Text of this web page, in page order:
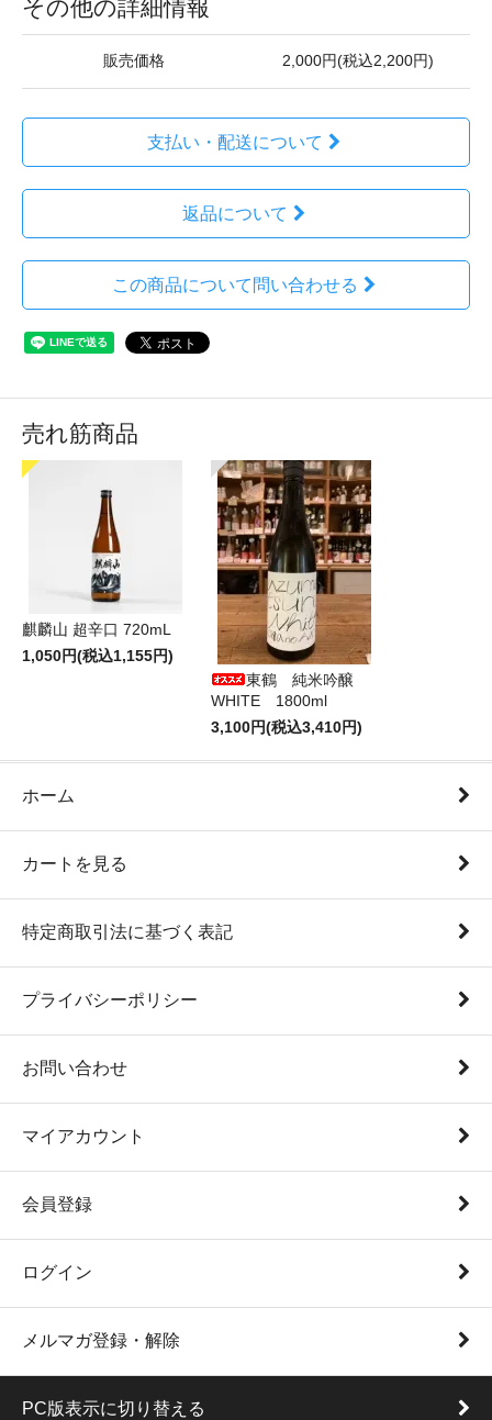
その他の詳細情報
販売価格 2,000円(税込2,200円)
支払い・配送について
返品について
この商品について問い合わせる
売れ筋商品
麒麟山 超辛口 720mL
1,050円(税込1,155円)
東鶴 純米吟醸
WHITE 1800ml
3,100円(税込3,410円)
ホーム
カートを見る
特定商取引法に基づく表記
プライバシーポリシー
お問い合わせ
マイアカウント
会員登録
ログイン
メルマガ登録・解除
PC版表示に切り替える